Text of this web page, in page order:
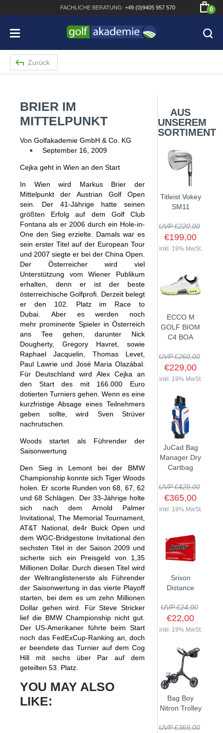
FACHLICHE BERATUNG: +49 (0)9405 957 570 0
Bridgestone JGR Driver 2018
Cobra King F8+ Driver
Titleist Pro V1x mit gratis Schriftaufdruck
Bennington Waterproof QO14 Sport Cartbag
SHOP
GOLFSCHLÄGER
DRIVER
FAIRWAYHÖLZER
EISENSÄTZE
WEDGES
HYBRIDS
DRIVING EISEN
PUTTER
KINDER GOLFSCHLÄGER
HEADS
DEMOSCHLÄGER
BAGS
CARTBAGS
STANDBAGS
TRAVELBAGS
SONSTIGE BAGS
TROLLIES
PUSH- & PULLTROLLIES
ELEKTROTROLLIES
TROLLEY ZUBEHÖR
BÄLLE
GOLFBÄLLE
LOGOBÄLLE
SCHUHE
HERREN GOLFSCHUHE
DAMEN GOLFSCHUHE
KINDER GOLFSCHUHE
BEKLEIDUNG
HERREN
DAMEN
CAPS
GÜRTEL & SOCKEN
HANDSCHUHE
HERREN GOLFHANDSCHUHE
DAMEN GOLFHANDSCHUHE
KINDER GOLFHANDSCHUHE
ZUBEHÖR
ENTFERNUNGSMESSER
REGENSCHIRME
HANDTÜCHER
ACCESSOIRES
TRAININGSHILFEN
MONTAGE
KOMPONENTEN
GRIFFE
GUTSCHEINE
GUTSCHEINE
SALE
GOLFSCHLÄGER
BAGS
TROLLIES
BÄLLE
SCHUHE
BEKLEIDUNG
HANDSCHUHE
ZUBEHÖR
EVENTS
GOLFKURSE
EVENTS
ANFRAGE
GUTSCHEINE
Zurück
BRIER IM
MITTELPUNKT
Von Golfakademie GmbH & Co. KG
September 16, 2009
Cejka geht in Wien an den Start
In Wien wird Markus Brier der
Mittelpunkt der Austrian Golf Open
sein. Der 41-Jährige hatte seinen
größten Erfolg auf dem Golf Club
Fontana als er 2006 durch ein Hole-in-
One den Sieg erzielte. Damals war es
sein erster Titel auf der European Tour
und 2007 siegte er bei der China Open.
Der Österreicher wird viel
Unterstützung vom Wiener Publikum
erhalten, denn er ist der beste
österreichische Golfprofi. Derzeit belegt
er den 102. Platz im Race to
Dubai. Aber es werden noch
mehr prominente Spieler in Österreich
ans Tee gehen, darunter Nick
Dougherty, Gregory Havret, sowie
Raphael Jacquelin, Thomas Levet,
Paul Lawrie und José Maria Olazábal.
Für Deutschland wird Alex Cejka an
den Start des mit 166.000 Euro
dotierten Turniers gehen. Wenn es eine
kurzfristige Absage eines Teilnehmers
geben sollte, wird Sven Strüver
nachrutschen.
Woods startet als Führender der
Saisonwertung
Den Sieg in Lemont bei der BMW
Championship konnte sich Tiger Woods
holen. Er scorte Runden von 68, 67, 62
und 68 Schlägen. Der 33-Jährige holte
sich nach dem Arnold Palmer
Invitational, The Memorial Tournament,
AT&T National, de4r Buick Open und
dem WGC-Bridgestone Invitational den
sechsten Titel in der Saison 2009 und
sicherte sich ein Preisgeld von 1,35
Millionen Dollar. Durch diesen Titel wird
der Weltranglistenerste als Führender
der Saisonwertung in das vierte Playoff
starten, bei dem es um zehn Millionen
Dollar gehen wird. Für Steve Stricker
lief die BMW Championship nicht gut.
Der US-Amerikaner führte beim Start
noch das FedExCup-Ranking an, doch
er beendete das Turnier auf dem Cog
Hill mit sechs über Par auf dem
geteilten 53. Platz.
YOU MAY ALSO
LIKE:
AUS
UNSEREM
SORTIMENT
Titleist Vokey
SM11
UVP €220,00
€199,00
inkl. 19% MwSt.
ECCO M
GOLF BIOM
C4 BOA
UVP €260,00
€229,00
inkl. 19% MwSt.
JuCad Bag
Manager Dry
Cartbag
UVP €429,00
€365,00
inkl. 19% MwSt.
Srixon
Distance
UVP €24,00
€22,00
inkl. 19% MwSt.
Bag Boy
Nitron Trolley
UVP €369,00